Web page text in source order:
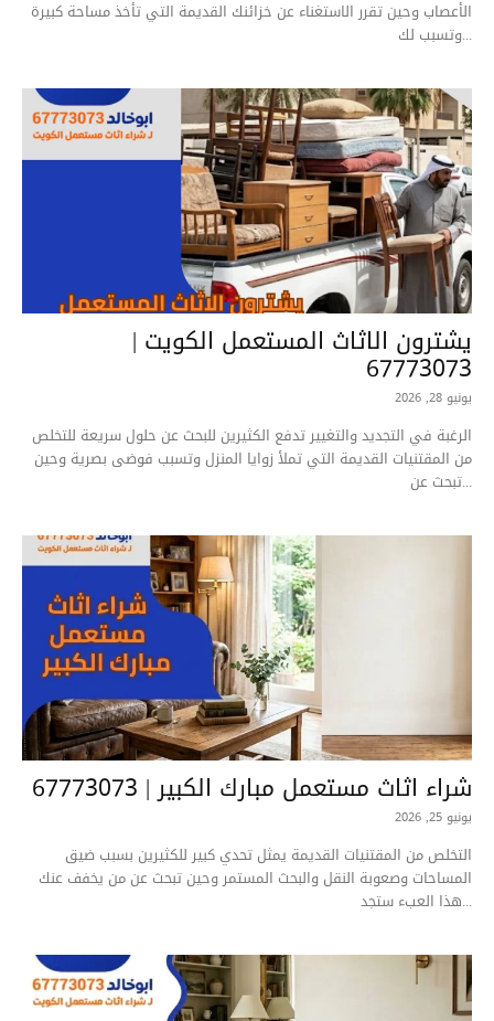
الأعصاب وحين تقرر الاستغناء عن خزائنك القديمة التي تأخذ مساحة كبيرة
وتسبب لك...
يشترون الاثاث المستعمل الكويت |
67773073
يونيو 28, 2026
الرغبة في التجديد والتغيير تدفع الكثيرين للبحث عن حلول سريعة للتخلص
من المقتنيات القديمة التي تملأ زوايا المنزل وتسبب فوضى بصرية وحين
تبحث عن...
شراء اثاث مستعمل مبارك الكبير | 67773073
يونيو 25, 2026
التخلص من المقتنيات القديمة يمثل تحدي كبير للكثيرين بسبب ضيق
المساحات وصعوبة النقل والبحث المستمر وحين تبحث عن من يخفف عنك
هذا العبء ستجد...